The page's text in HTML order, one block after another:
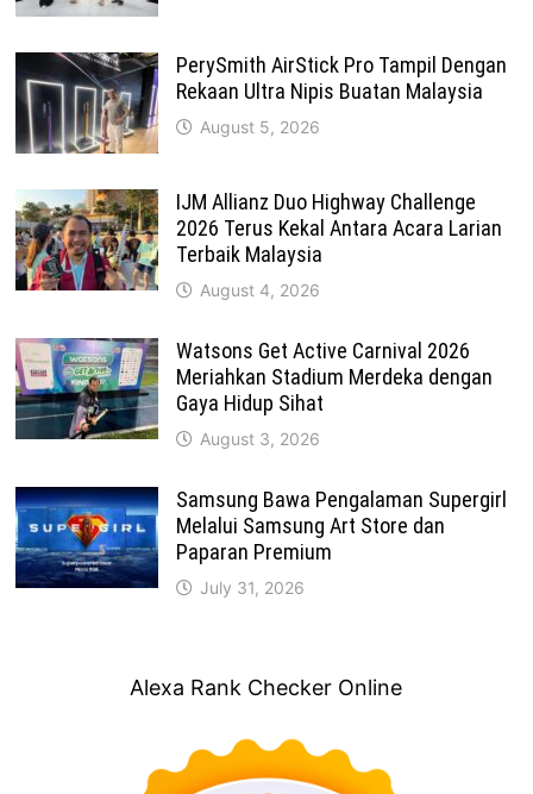
PerySmith AirStick Pro Tampil Dengan
Rekaan Ultra Nipis Buatan Malaysia
August 5, 2026
IJM Allianz Duo Highway Challenge
2026 Terus Kekal Antara Acara Larian
Terbaik Malaysia
August 4, 2026
Watsons Get Active Carnival 2026
Meriahkan Stadium Merdeka dengan
Gaya Hidup Sihat
August 3, 2026
Samsung Bawa Pengalaman Supergirl
Melalui Samsung Art Store dan
Paparan Premium
July 31, 2026
Alexa Rank Checker Online